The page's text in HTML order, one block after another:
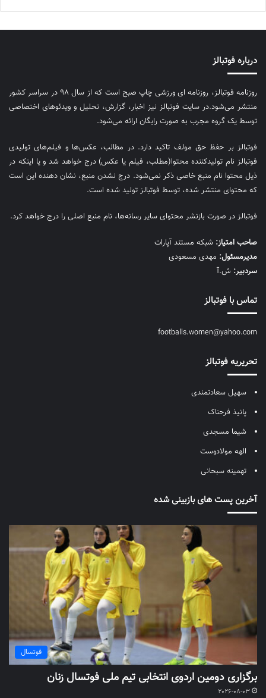
درباره فوتبالز
روزنامه فوتبالز، روزنامه ای ورزشی چاپ صبح است که از سال ۹۸ در سراسر کشور
منتشر می‌شود.در سایت فوتبالز نیز اخبار، گزارش، تحلیل و ویدئوهای اختصاصی
توسط یک گروه مجرب به صورت رایگان ارائه می‌شود.
فوتبالز بر حفظ حق مولف تاکید دارد. در مطالب، عکس‌ها و فیلم‌های تولیدی
فوتبالز نام تولیدکننده محتوا(مطلب، فیلم یا عکس) درج خواهد شد و یا اینکه در
ذیل محتوا نام منبع خاصی ذکر نمی‌‎شود. درج نشدن منبع، نشان دهنده این است
که محتوای منتشر شده، توسط فوتبالز تولید شده است.
فوتبالز در صورت بازنشر محتوای سایر رسانه‌ها، نام منبع اصلی را درج خواهد کرد.
صاحب امتیاز: شبکه مستند آپارات
مديرمسئول: مهدی مسعودی
سردبیر: ش.آ
تماس با فوتبالز
footballs.women@yahoo.com
تحریریه فوتبالز
سهیل سعادتمندی
پانیذ فرحناک
شیما مسجدی
الهه مولادوست
تهمینه سبحانی
آخرین پست های بازبینی شده
فوتسال
برگزاری دومین اردوی انتخابی تیم ملی فوتسال زنان
2026-08-03